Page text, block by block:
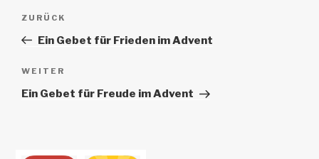
Beitrags-
Vorheriger
Beitrag
ZURÜCK
Ein Gebet für Frieden im Advent
Nächster
Beitrag
WEITER
Ein Gebet für Freude im Advent